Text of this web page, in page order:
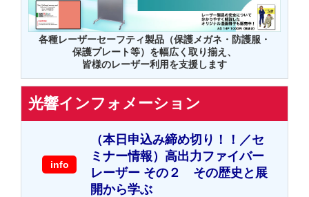
各種レーザーセーフティ製品（保護メガネ・防護服・
保護プレート等）を幅広く取り揃え、
皆様のレーザー利用を支援します
光響インフォメーション
info
（本日申込み締め切り！！／セ
ミナー情報）高出力ファイバー
レーザー その２ その歴史と展
開から学ぶ